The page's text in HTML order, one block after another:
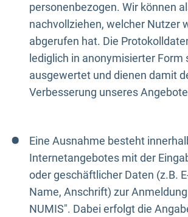
personenbezogen. Wir können
nachvollziehen, welcher Nutzer
abgerufen hat. Die
lediglich in anonymisierter Form
ausgewertet und dienen damit
Verbesserung unseres
Eine Ausnahme besteht
Internetangebotes mit der
oder geschäftlicher Daten (z.B.
Name, Anschrift) zur
NUMIS". Dabei erfolgt die